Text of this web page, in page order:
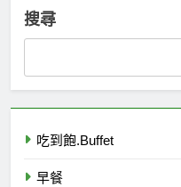
搜尋
吃到飽.Buffet
早餐